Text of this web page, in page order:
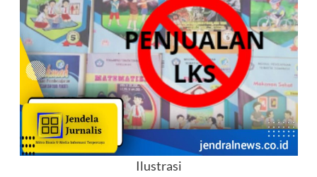
Ilustrasi